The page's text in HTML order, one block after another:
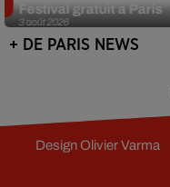
3 août 2026
Festival gratuit à Paris
+ DE PARIS NEWS
DesignOlivier Varma